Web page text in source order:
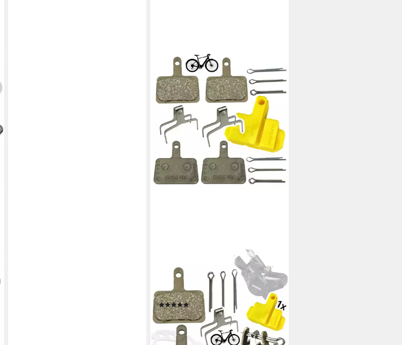
Scheibenbremse Shimano B05S
B01S B03S Resine Fahrrad Mtb
Scheibenbremsbeläge Set
(4)
18,95 € UVP24,95 €
lieferbar - in 4-5 Werktagen bei dir